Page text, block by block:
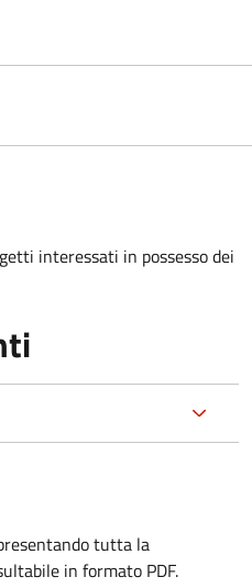
interessati in possesso dei
tutta la
in formato PDF.